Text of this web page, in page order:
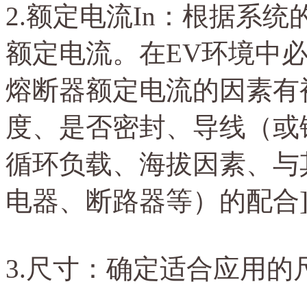
2.额定电流In：根据系统
额定电流。在EV环境中
熔断器额定电流的因素
度、是否密封、导线（
循环负载、海拔因素、
电器、断路器等）的配合
3.尺寸：确定适合应用的